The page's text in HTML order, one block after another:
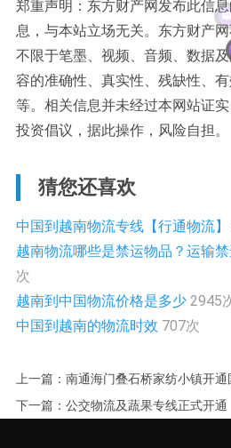
郑重声明：东方财产网发布此信
息，与本站立场无关。东方财产
不限于笔墨、视频、音频、数据
容的准确性、真实性、残缺性、
等。相关信息并未经过本网站证
投资倡议，据此操作，风险自担。
猜您还喜欢
中国到越南物流专线【行通物流】
越南物流哪些是禁运物品？运输
次
越南到中国物流价格是多少 2945
中国到越南的物流时效 707次
上一篇：南通海门叠石桥家纺小镇开
下一篇：公交物流及蔬果专线正式开通